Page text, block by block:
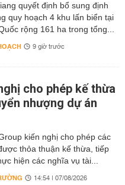
quyết định bổ sung định
quy hoạch 4 khu lấn biển tại
rộng 161 ha trong tổng...
9 giờ trước
cho phép kế thừa
nhượng dự án
kiến nghị cho phép các
thỏa thuận kế thừa, tiếp
hiện các nghĩa vụ tài...
14:54 | 07/08/2026